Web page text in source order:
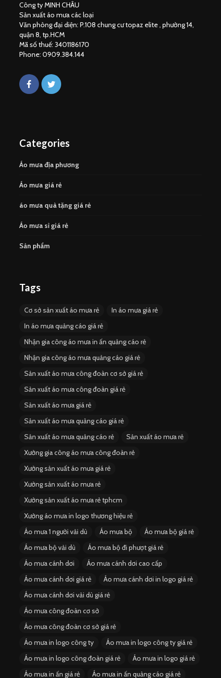
Công ty MINH CHÂU
Sản xuất áo mưa các loại
Văn phòng đại diện: P.108 chung cư topaz elite , phường 14,
quận 8, tp.HCM
Mã số thuế: 3401186170
Phone: 0909.384.144
Categories
Áo mưa địa phương
Áo mưa giá rẻ
áo mưa quà tặng giá rẻ
Áo mưa sỉ giá rẻ
Sản phẩm
Tags
Cơ sở sản xuất áo mưa rẻ
In áo mưa giá rẻ
In áo mưa quảng cáo giá rẻ
Nhận gia công áo mưa in ấn quảng cáo rẻ
Nhận gia công áo mưa quảng cáo giá rẻ
Sản xuất áo mưa công đoàn cơ sở giá rẻ
Sản xuất áo mưa công đoàn giá rẻ
Sản xuất áo mưa giá rẻ
Sản xuất áo mưa quảng cáo giá rẻ
Sản xuất áo mưa quảng cáo rẻ
Sản xuất áo mưa rẻ
Xưởng gia công áo mưa công đoàn rẻ
Xưởng sản xuất áo mưa giá rẻ
Xưởng sản xuất áo mưa rẻ
Xưởng sản xuất áo mưa rẻ tphcm
Xưởng áo mưa in logo thương hiệu rẻ
Áo mưa 1 người vải dù
Áo mưa bộ
Áo mưa bộ giá rẻ
Áo mưa bộ vải dù
Áo mưa bộ đi phượt giá rẻ
Áo mưa cánh dơi
Áo mưa cánh dơi cao cấp
Áo mưa cánh dơi giá rẻ
Áo mưa cánh dơi in logo giá rẻ
Áo mưa cánh dơi vải dù giá rẻ
Áo mưa công đoàn cơ sở
Áo mưa công đoàn cơ sở giá rẻ
Áo mưa in logo công ty
Áo mưa in logo công ty giá rẻ
Áo mưa in logo công đoàn giá rẻ
Áo mưa in logo giá rẻ
Áo mưa in ấn giá rẻ
Áo mưa in ấn quảng cáo giá rẻ